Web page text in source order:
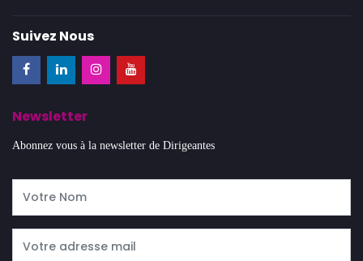
Suivez Nous
Newsletter
Abonnez vous à la newsletter de Dirigeantes